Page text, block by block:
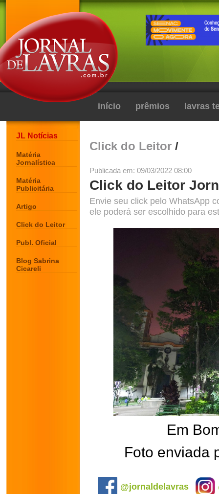
início prêmios lavras
JL Notícias
Matéria
Jornalística
Matéria
Publicitária
Artigo
Click do Leitor
Publ. Oficial
Blog Sabrina
Cicareli
Click do Leitor /
Publicada em: 09/03/2022 08:00
Click do Leitor
Envie seu click pelo WhatsApp
ele poderá ser escolhido para
Em
Foto enviada
@jornaldelavras